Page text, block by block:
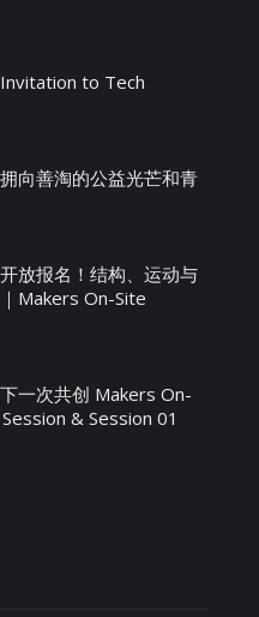
to Tech
向善淘的公益光芒和青
放报名！结构、运动与
Makers On-Site
一次共创 Makers On-
& Session 01